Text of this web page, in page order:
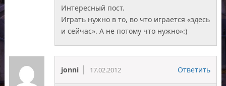
Интересный пост.
Играть нужно в то, во что играется «здесь
и сейчас». А не потому что нужно»:)
jonni 17.02.2012 Ответить